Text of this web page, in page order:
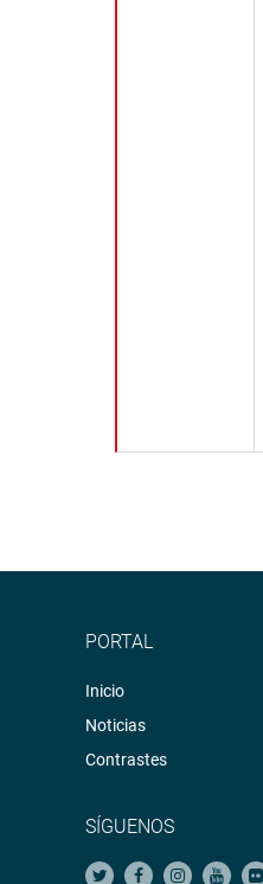
PORTAL
Inicio
Noticias
Contrastes
SÍGUENOS